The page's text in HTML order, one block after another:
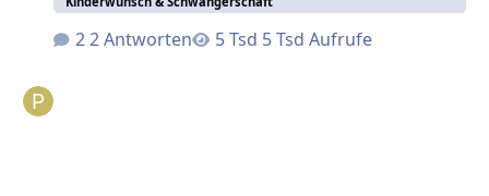
2 Antworten 5 Tsd Aufrufe